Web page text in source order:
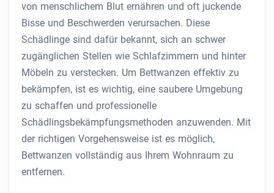
von menschlichem Blut ernähren und oft juckende
Bisse und Beschwerden verursachen. Diese
Schädlinge sind dafür bekannt, sich an schwer
zugänglichen Stellen wie Schlafzimmern und hinter
Möbeln zu verstecken. Um Bettwanzen effektiv zu
bekämpfen, ist es wichtig, eine saubere Umgebung
zu schaffen und professionelle
Schädlingsbekämpfungsmethoden anzuwenden. Mit
der richtigen Vorgehensweise ist es möglich,
Bettwanzen vollständig aus Ihrem Wohnraum zu
entfernen.